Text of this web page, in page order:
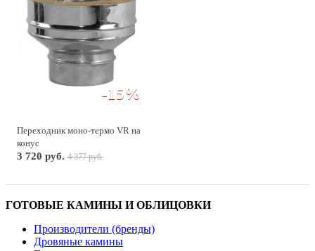
-15%
Переходник моно-термо VR на
конус
3 720 руб. 4 377 руб.
ГОТОВЫЕ КАМИНЫ И ОБЛИЦОВКИ
Производители (бренды)
Дровяные камины